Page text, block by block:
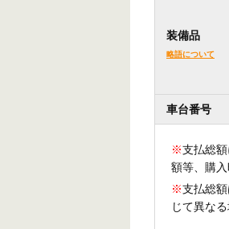
装備品
略語について
車台番号
※支払総
額等、購
※支払総
じて異な